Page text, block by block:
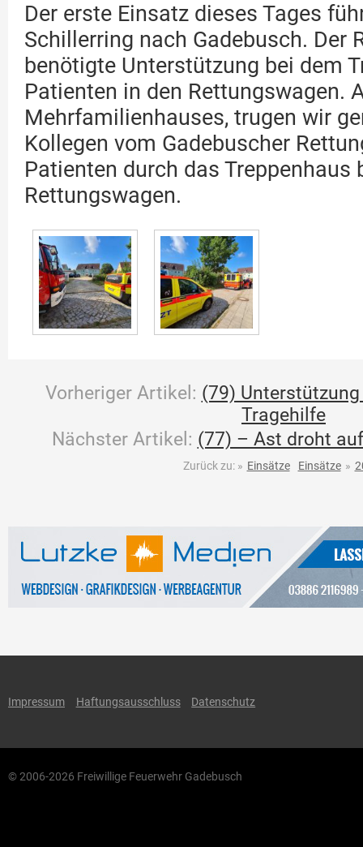
Der erste Einsatz dieses Tages
Schillerring nach Gadebusch. Der
benötigte Unterstützung bei dem
Patienten in den Rettungswagen.
Mehrfamilienhauses, trugen wir
Kollegen vom Gadebuscher
Patienten durch das Treppenhaus
Rettungswagen.
Vorheriger Artikel: (79)
Tragehilfe
Nächster Artikel: (77) – Ast droht
Zurück zu: » Einsätze Einsätze »
Impressum Haftungsausschluss Datenschutz
© 2006-2026 Freiwillige Feuerwehr Gadebusch